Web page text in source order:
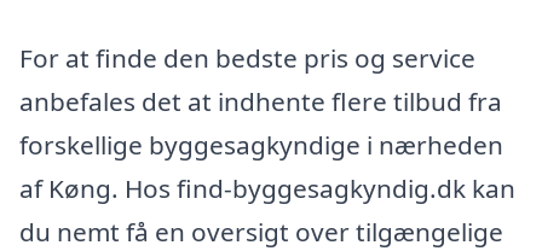
For at finde den bedste pris og service
anbefales det at indhente flere tilbud fra
forskellige byggesagkyndige i nærheden
af Køng. Hos find-byggesagkyndig.dk kan
du nemt få en oversigt over tilgængelige